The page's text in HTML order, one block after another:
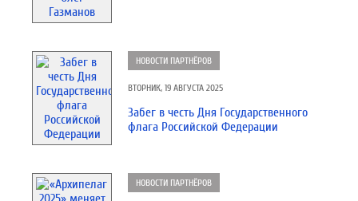
НОВОСТИ ПАРТНЁРОВ
ВТОРНИК, 19 АВГУСТА 2025
Забег в честь Дня Государственного
флага Российской Федерации
НОВОСТИ ПАРТНЁРОВ